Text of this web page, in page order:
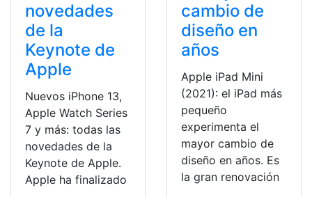
novedades
de la
Keynote de
Apple
Nuevos iPhone 13,
Apple Watch Series
7 y más: todas las
novedades de la
Keynote de Apple.
Apple ha finalizado
cambio de
diseño en
años
Apple iPad Mini
(2021): el iPad más
pequeño
experimenta el
mayor cambio de
diseño en años. Es
la gran renovación